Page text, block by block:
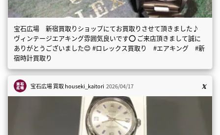
宝石広場 新宿買取りショップにてお買取りさせて頂きました♪
ヴィンテージエアキング雰囲気良いです⭕️ ご来店頂きまして誠に
ありがとうございました😊 #ロレックス買取り #エアキング #新
宿時計買取り
宝石広場 買取houseki_kaitori 2026/04/17